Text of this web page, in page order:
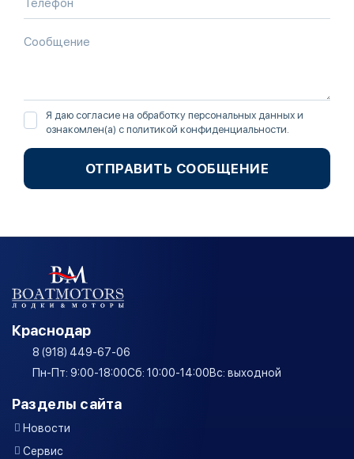
Я даю согласие на обработку персональных данных и
ознакомлен(а) с политикой конфиденциальности
ОТПРАВИТЬ СООБЩЕНИЕ
Краснодар
8 (918) 449-67-06
Пн-Пт: 9:00-18:00Сб: 10:00-14:00Вс: выходной
Разделы сайта
Новости
Сервис